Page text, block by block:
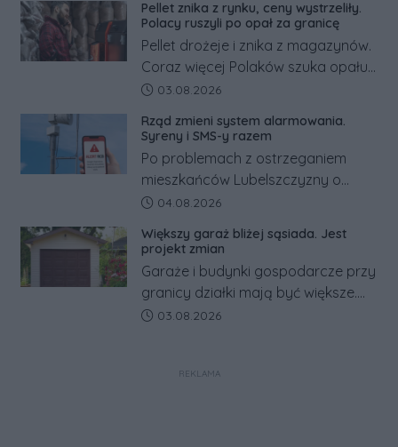
tym zmianom zyskają.
Pellet znika z rynku, ceny wystrzeliły.
Polacy ruszyli po opał za granicę
Pellet drożeje i znika z magazynów.
Coraz więcej Polaków szuka opału
za granicą, gdzie bywa nawet
Co się dzieje?
Data dodania artykułu:
03.08.2026
Rząd zmieni system alarmowania.
Syreny i SMS-y razem
Po problemach z ostrzeganiem
mieszkańców Lubelszczyzny o
rosyjskim zagrożeniu rząd
alarmowych, alertów RCB i aplikacji
w jeden system.
Data dodania artykułu:
04.08.2026
Większy garaż bliżej sąsiada. Jest
projekt zmian
Garaże i budynki gospodarcze przy
granicy działki mają być większe.
Projekt zaostrza też zasady
Data dodania artykułu:
03.08.2026
REKLAMA